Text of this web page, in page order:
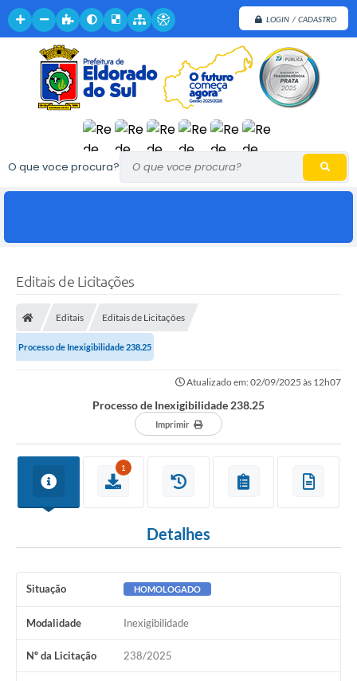
LOGIN / CADASTRO
O que voce procura?
Editais de Licitações
Editais Editais de Licitações
Processo de Inexigibilidade 238.25
Atualizado em: 02/09/2025 às 12h07
Processo de Inexigibilidade 238.25
Imprimir
1
Detalhes
Situação HOMOLOGADO
Modalidade Inexigibilidade
Nº da Licitação 238/2025